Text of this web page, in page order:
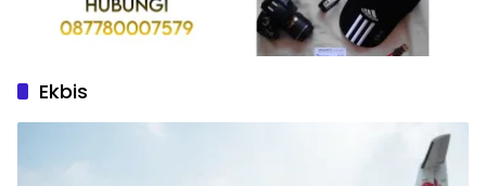
Ekbis